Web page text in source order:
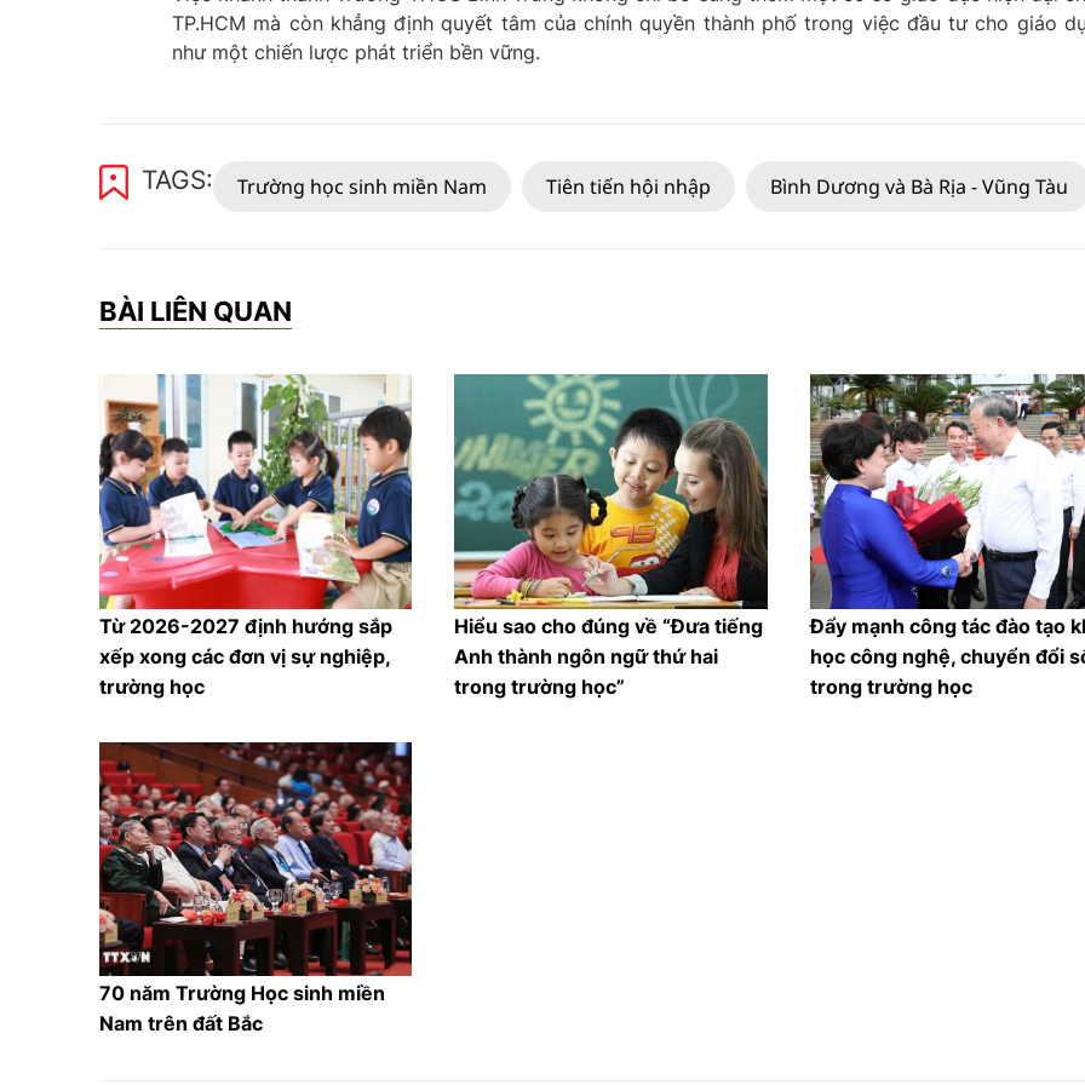
TP.HCM mà còn khẳng định quyết tâm của chính quyền thành phố trong việc đầu tư cho giáo
như một chiến lược phát triển bền vững.
TAGS: Trường học sinh miền Nam Tiên tiến hội nhập Bình Dương và Bà Rịa - Vũng Tàu
BÀI LIÊN QUAN
Từ 2026-2027 định hướng sắp
xếp xong các đơn vị sự nghiệp,
trường học
Hiểu sao cho đúng về “Đưa tiếng
Anh thành ngôn ngữ thứ hai
trong trường học”
Đẩy mạnh công tác đào tạo
học công nghệ, chuyển đổi
trong trường học
70 năm Trường Học sinh miền
Nam trên đất Bắc